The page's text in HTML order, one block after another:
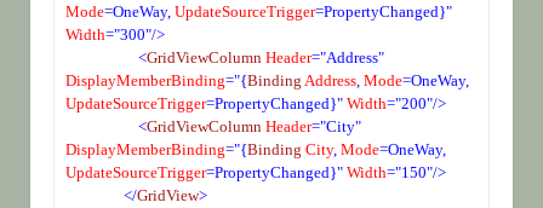
Mode=OneWay, UpdateSourceTrigger=PropertyChanged}"
Width="300"/>
<GridViewColumn Header="Address"
DisplayMemberBinding="{Binding Address, Mode=OneWay,
UpdateSourceTrigger=PropertyChanged}" Width="200"/>
<GridViewColumn Header="City"
DisplayMemberBinding="{Binding City, Mode=OneWay,
UpdateSourceTrigger=PropertyChanged}" Width="150"/>
</GridView>